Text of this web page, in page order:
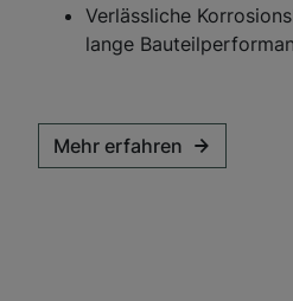
Verlässliche
lange
Mehr erfahren